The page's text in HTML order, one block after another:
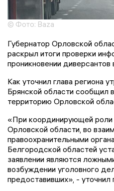
© Фото: Baza
Губернатор Орловской
раскрыл итоги проверки
проникновении
Как уточнил глава региона
Брянской области сообщил
территорию Орловской
«При координирующей роли
Орловской области, во
правоохранительными
Белгородской областей
заявлении являются
возбуждении уголовного
предоставивших», - уточнил